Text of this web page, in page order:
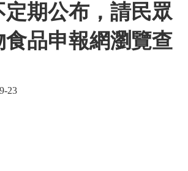
期公布，請民眾
食品申報網瀏覽查
23